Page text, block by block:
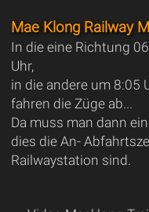
Mae Klong Railway
In die eine Richtung
Uhr,
in die andere um 8:05
fahren die Züge ab...
Da muss man dann
dies die An-
Railwaystation sind.